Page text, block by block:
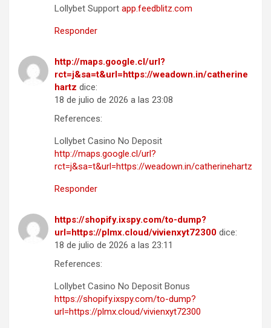
Lollybet Support app.feedblitz.com
Responder
http://maps.google.cl/url?
rct=j&sa=t&url=https://weadown.in/catherine
hartz dice:
18 de julio de 2026 a las 23:08
References:
Lollybet Casino No Deposit
http://maps.google.cl/url?
rct=j&sa=t&url=https://weadown.in/catherinehartz
Responder
https://shopify.ixspy.com/to-dump?
url=https://plmx.cloud/vivienxyt72300 dice:
18 de julio de 2026 a las 23:11
References:
Lollybet Casino No Deposit Bonus
https://shopify.ixspy.com/to-dump?
url=https://plmx.cloud/vivienxyt72300